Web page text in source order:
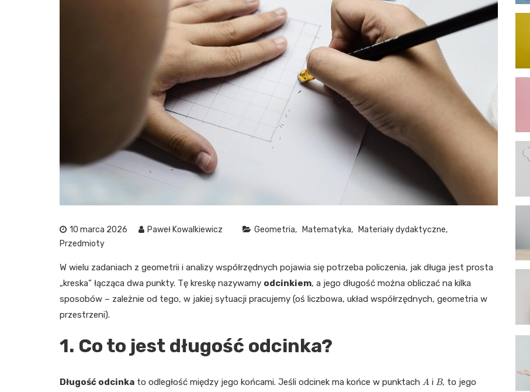
10 marca 2026 Paweł Kowalkiewicz Geometria Matematyka
Materiały dydaktyczne
Przedmioty
W wielu zadaniach z geometrii i analizy współrzędnych pojawia się potrzeba policzenia, jak długa jest prosta
„kreska” łącząca dwa punkty. Tę kreskę nazywamy odcinkiem, a jego długość można obliczać na kilka
sposobów – zależnie od tego, w jakiej sytuacji pracujemy (oś liczbowa, układ współrzędnych, geometria w
przestrzeni).
1. Co to jest długość odcinka?
Długość odcinka to odległość między jego końcami. Jeśli odcinek ma końce w punktach Ai B, to jego